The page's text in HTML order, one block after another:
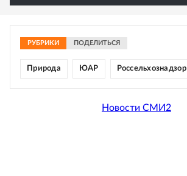
РУБРИКИ ПОДЕЛИТЬСЯ
Природа ЮАР Россельхознадзор
Новости СМИ2